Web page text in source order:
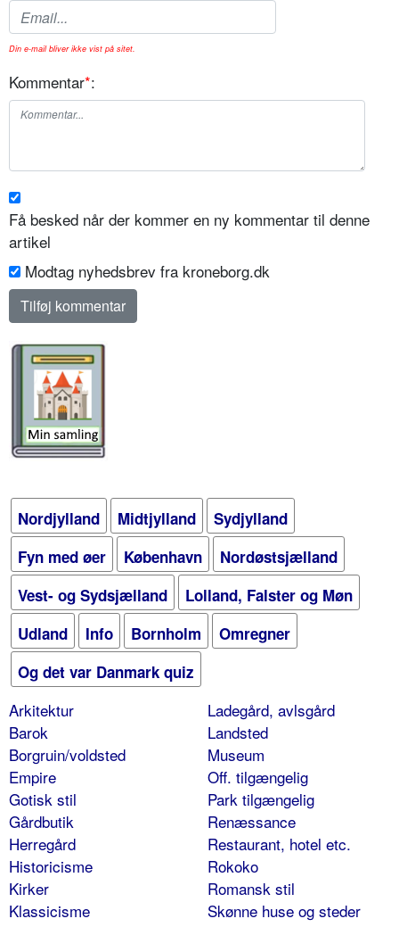
Din e-mail bliver ikke vist på sitet.
Kommentar*:
Få besked når der kommer en ny kommentar til denne
artikel
Modtag nyhedsbrev fra kroneborg.dk
Nordjylland Midtjylland
Sydjylland
Fyn med øer
København
Nordøstsjælland
Vest- og Sydsjælland
Lolland, Falster og Møn
Udland
Info Bornholm
Omregner
Og det var Danmark quiz
Arkitektur
Barok
Borgruin/voldsted
Empire
Gotisk stil
Gårdbutik
Herregård
Historicisme
Kirker
Klassicisme
Ladegård, avlsgård
Landsted
Museum
Off. tilgængelig
Park tilgængelig
Renæssance
Restaurant, hotel etc.
Rokoko
Romansk stil
Skønne huse og steder